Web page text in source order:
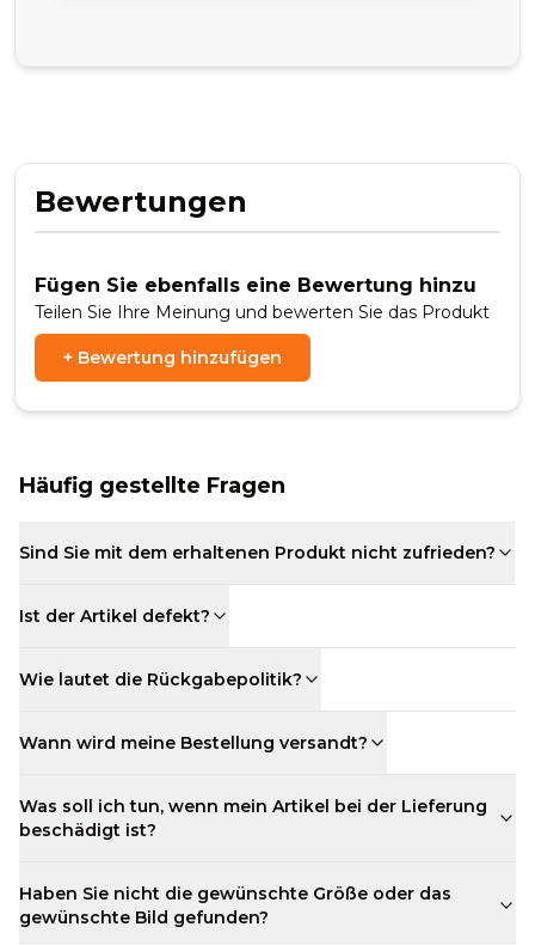
Bewertungen
Fügen Sie ebenfalls eine Bewertung hinzu
Teilen Sie Ihre Meinung und bewerten Sie das Produkt
+ Bewertung hinzufügen
Häufig gestellte Fragen
Sind Sie mit dem erhaltenen Produkt nicht zufrieden?
Ist der Artikel defekt?
Wie lautet die Rückgabepolitik?
Wann wird meine Bestellung versandt?
Was soll ich tun, wenn mein Artikel bei der Lieferung
beschädigt ist?
Haben Sie nicht die gewünschte Größe oder das
gewünschte Bild gefunden?